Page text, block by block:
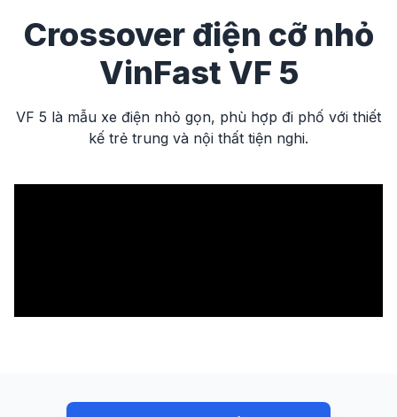
Crossover điện cỡ nhỏ
VinFast VF 5
VF 5 là mẫu xe điện nhỏ gọn, phù hợp đi phố với thiết
kế trẻ trung và nội thất tiện nghi.